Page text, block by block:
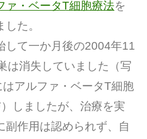
ァ・ベータT細胞療法を
た。
して一か月後の2004年11
は消失していました（写
アルファ・ベータT細胞
しましたが、治療を実
副作用は認められず、自